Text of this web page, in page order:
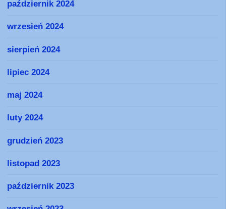
październik 2024
wrzesień 2024
sierpień 2024
lipiec 2024
maj 2024
luty 2024
grudzień 2023
listopad 2023
październik 2023